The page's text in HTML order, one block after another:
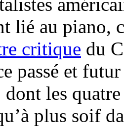
lié au
critique du
passé et
dont les
plus soif